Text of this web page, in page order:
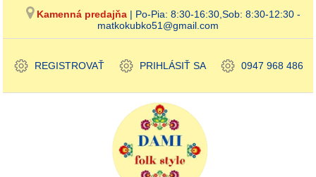
Kamenná predajňa | Po-Pia: 8:30-16:30,Sob: 8:30-12:30 -
matkokubko51@gmail.com
REGISTROVAŤ PRIHLÁSIŤ SA 0947 968 486